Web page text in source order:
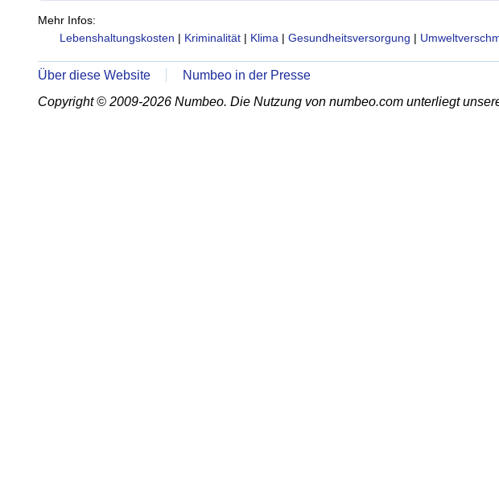
Mehr Infos:
Lebenshaltungskosten | Kriminalität | Klima | Gesundheitsversorgung |
Über diese Website
Numbeo in der Presse
Copyright © 2009-2026 Numbeo. Die Nutzung von numbeo.com unterliegt